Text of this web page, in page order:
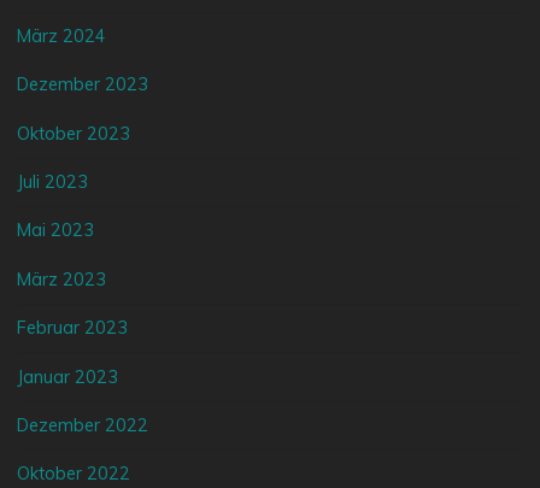
März 2024
Dezember 2023
Oktober 2023
Juli 2023
Mai 2023
März 2023
Februar 2023
Januar 2023
Dezember 2022
Oktober 2022